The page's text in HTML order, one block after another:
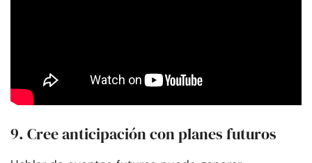
9. Cree anticipación con planes futuros